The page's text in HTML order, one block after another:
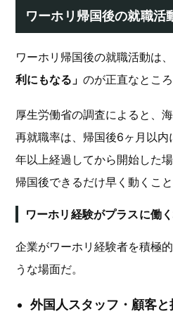
ワーホリ帰国後の就職活
ワーホリ帰国後の就職活動は、
利にもなる」 のが正直なところ
厚生労働省の調査によると、
再就職率は、帰国後6ヶ月以内
年以上経過してから開始した
帰国後できるだけ早く動くこと
ワーホリ経験がプラスに働
企業がワーホリ経験者を積極
うな場面だ。
外国人スタッフ・顧客と